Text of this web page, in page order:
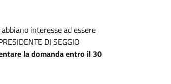
interesse ad essere
DI SEGGIO
la domanda entro il 30